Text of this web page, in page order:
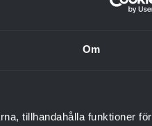
Om
tillhandahålla funktioner för